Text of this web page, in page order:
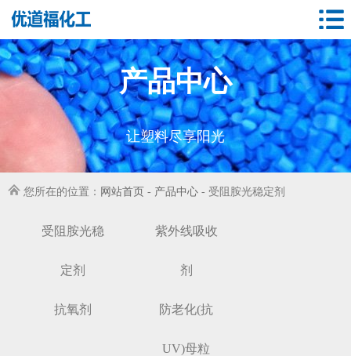
产品中心
让塑料尽享阳光
您所在的位置： 网站首页 - 产品中心 - 受阻胺光稳定剂
受阻胺光稳
定剂
紫外线吸收
剂
抗氧剂 防老化(抗
UV)母粒